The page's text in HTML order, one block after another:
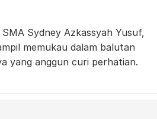
Sydney Azkassyah Yusuf,
memukau dalam balutan
yang anggun curi perhatian.